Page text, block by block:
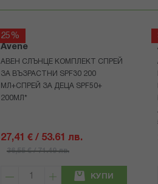
25%
Avene
АВЕН СЛЪНЦЕ КОМПЛЕКТ СПРЕЙ
ЗА ВЪЗРАСТНИ SPF30 200
МЛ+СПРЕЙ ЗА ДЕЦА SPF50+
200МЛ*
27,41 € / 53.61 лв.
36,55 € / 71.49 лв.
КУПИ